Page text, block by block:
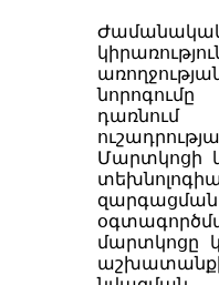
դառնում
Մարտկոցի
մարտկոցը